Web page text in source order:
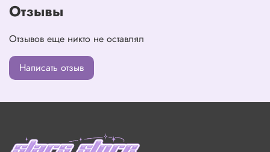
Отзывы
Отзывов еще никто не оставлял
Написать отзыв